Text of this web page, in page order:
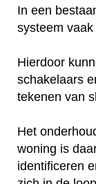
In een
systeem
Hierdoor
schakelaars
tekenen van
Het
woning is
identificeren